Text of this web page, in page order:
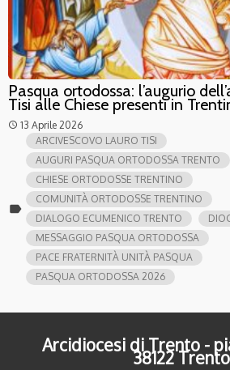
Pasqua ortodossa: l’augurio
Tisi alle Chiese presenti in
access_time 13 Aprile 2026
label
ARCIVESCOVO LAURO TISI
AUGURI PASQUA ORTODOSSA TRENTO
CHIESE ORTODOSSE TRENTINO
COMUNITÀ ORTODOSSE TRENTINO
DIALOGO ECUMENICO TRENTO
MESSAGGIO PASQUA ORTODOSSA
PACE FRATERNITÀ UNITÀ PASQUA
PASQUA ORTODOSSA 2026
Arcidiocesi di Trento -
38122 Trento